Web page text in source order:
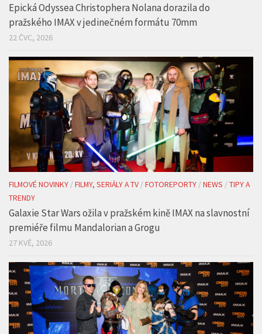
Epická Odyssea Christophera Nolana dorazila do
pražského IMAX v jedinečném formátu 70mm
22 ČVC, 2026
FILMOVÉ NOVINKY /FILMY, SERIÁLY A TV /FOTOREPORTY /NEWS /TIPY A
TRENDY
Galaxie Star Wars ožila v pražském kině IMAX na slavnostní
premiéře filmu Mandalorian a Grogu
27 KVĚ, 2026